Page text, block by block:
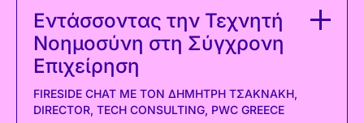
Εντάσσοντας την Τεχνητή
Νοημοσύνη στη Σύγχρονη
Επιχείρηση
FIRESIDE CHAT ΜΕ ΤΟΝ ΔΗΜΉΤΡΗ ΤΣΑΚΝΆΚΗ,
DIRECTOR, TECH CONSULTING, PWC GREECE